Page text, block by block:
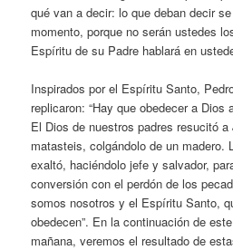
qué van a decir: lo que deban decir
momento, porque no serán ustedes
Espíritu de su Padre hablará en
Inspirados por el Espíritu Santo,
replicaron: “Hay que obedecer a Dios
El Dios de nuestros padres resucitó
matasteis, colgándolo de un madero.
exaltó, haciéndolo jefe y salvador,
conversión con el perdón de los
somos nosotros y el Espíritu Santo,
obedecen”. En la continuación de
mañana, veremos el resultado de